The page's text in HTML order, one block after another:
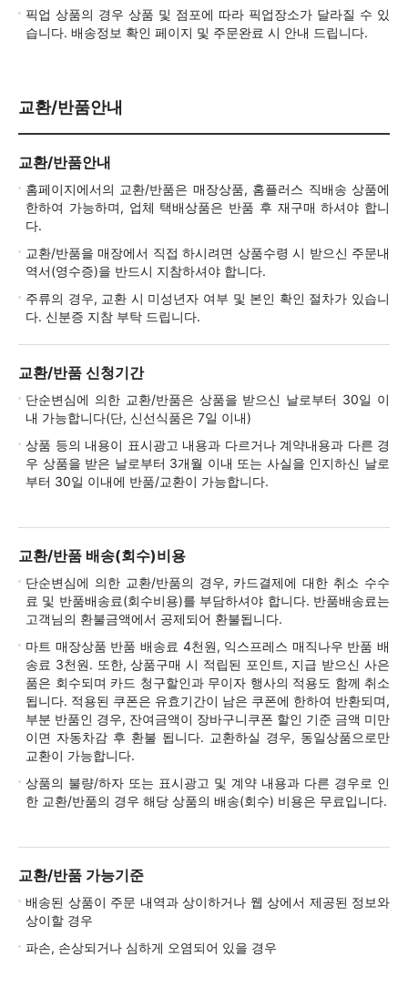
픽업 상품의 경우 상품 및 점포에 따라 픽업장소가 달라질 수 있
습니다. 배송정보 확인 페이지 및 주문완료 시 안내 드립니다.
교환/반품안내
교환/반품안내
홈페이지에서의 교환/반품은 매장상품, 홈플러스 직배송 상품에
한하여 가능하며, 업체 택배상품은 반품 후 재구매 하셔야 합니
다.
교환/반품을 매장에서 직접 하시려면 상품수령 시 받으신 주문내
역서(영수증)을 반드시 지참하셔야 합니다.
주류의 경우, 교환 시 미성년자 여부 및 본인 확인 절차가 있습니
다. 신분증 지참 부탁 드립니다.
교환/반품 신청기간
단순변심에 의한 교환/반품은 상품을 받으신 날로부터 30일 이
내 가능합니다(단, 신선식품은 7일 이내)
상품 등의 내용이 표시광고 내용과 다르거나 계약내용과 다른 경
우 상품을 받은 날로부터 3개월 이내 또는 사실을 인지하신 날로
부터 30일 이내에 반품/교환이 가능합니다.
교환/반품 배송(회수)비용
단순변심에 의한 교환/반품의 경우, 카드결제에 대한 취소 수수
료 및 반품배송료(회수비용)를 부담하셔야 합니다. 반품배송료는
고객님의 환불금액에서 공제되어 환불됩니다.
마트 매장상품 반품 배송료 4천원, 익스프레스 매직나우 반품 배
송료 3천원. 또한, 상품구매 시 적립된 포인트, 지급 받으신 사은
품은 회수되며 카드 청구할인과 무이자 행사의 적용도 함께 취소
됩니다. 적용된 쿠폰은 유효기간이 남은 쿠폰에 한하여 반환되며,
부분 반품인 경우, 잔여금액이 장바구니쿠폰 할인 기준 금액 미만
이면 자동차감 후 환불 됩니다. 교환하실 경우, 동일상품으로만
교환이 가능합니다.
상품의 불량/하자 또는 표시광고 및 계약 내용과 다른 경우로 인
한 교환/반품의 경우 해당 상품의 배송(회수) 비용은 무료입니다.
교환/반품 가능기준
배송된 상품이 주문 내역과 상이하거나 웹 상에서 제공된 정보와
상이할 경우
파손, 손상되거나 심하게 오염되어 있을 경우